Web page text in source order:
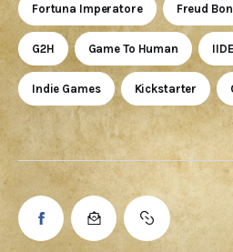
Fortuna Imperatore Freud
G2H Game To Human
Indie Games Kickstarter